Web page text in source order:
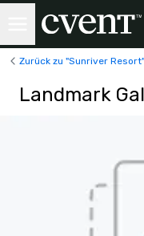
Zurück zu "Sunriver Resort"
Landmark